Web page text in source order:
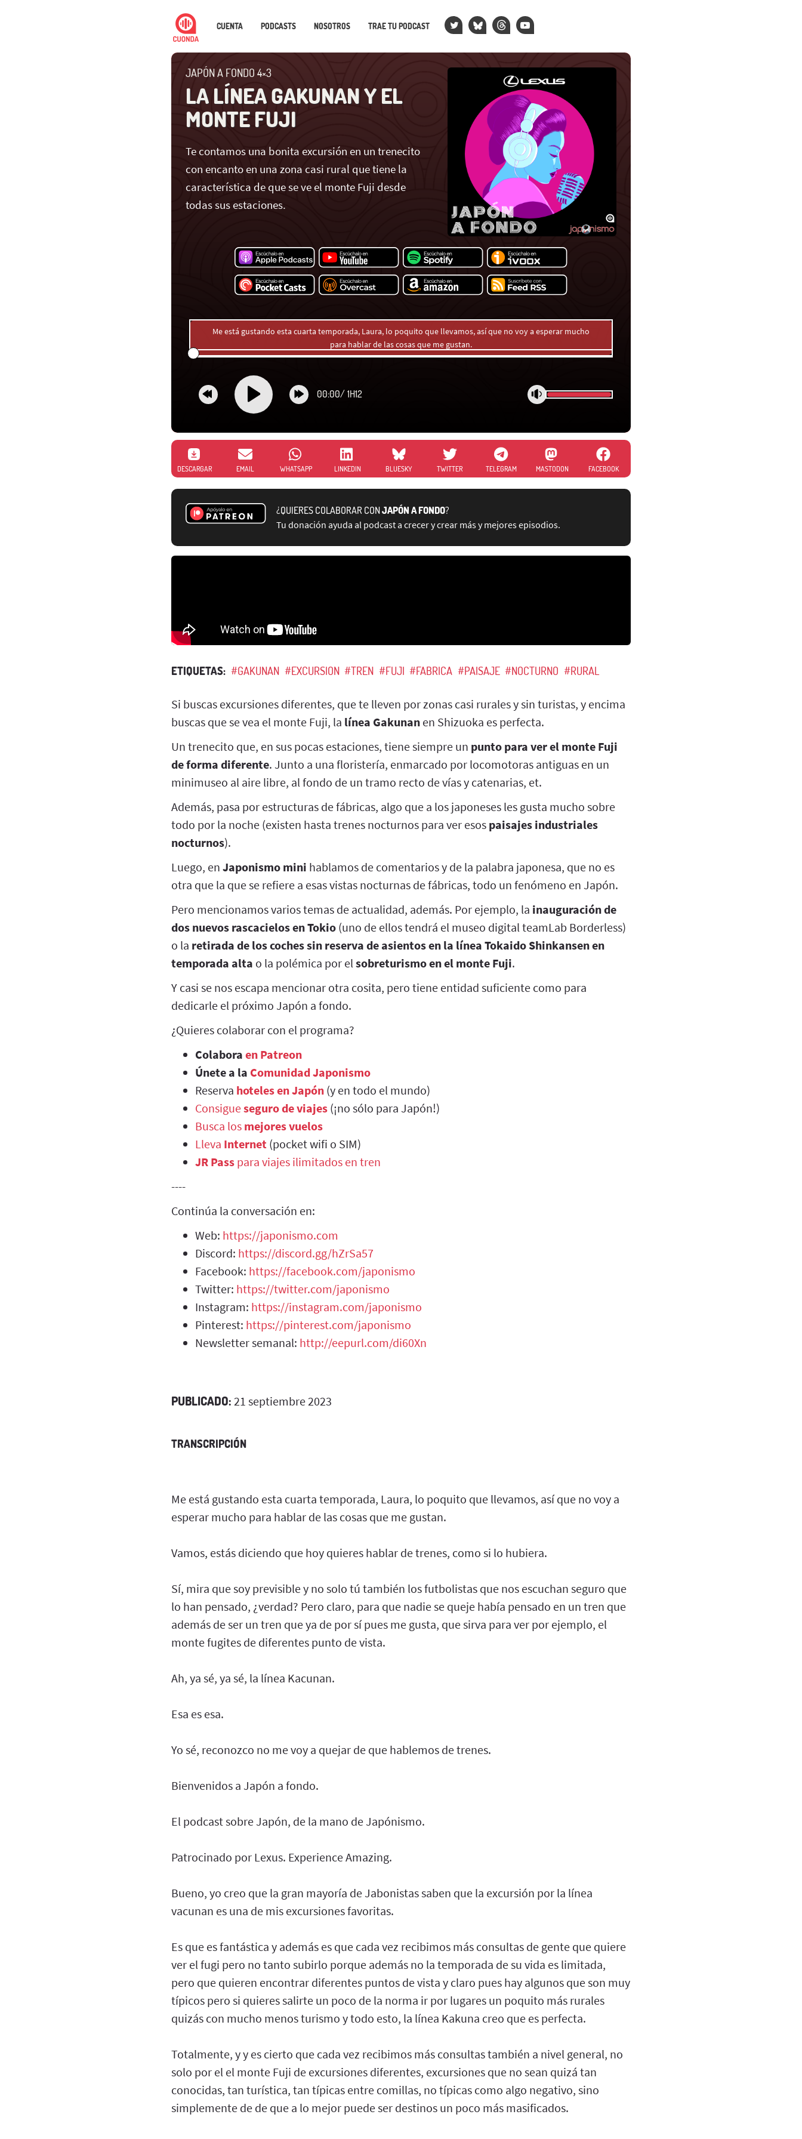
CUENTA PODCASTS NOSOTROS TRAE TU PODCAST
JAPÓN A FONDO 4×3
LA LÍNEA GAKUNAN Y EL
MONTE FUJI
Te contamos una bonita excursión en un trenecito
con encanto en una zona casi rural que tiene la
característica de que se ve el monte Fuji desde
todas sus estaciones.
Me está gustando esta cuarta temporada, Laura, lo poquito que llevamos, así que no voy a esperar mucho
para hablar de las cosas que me gustan.
00:00/ 1H12
DESCARGAR EMAIL WHATSAPP LINKEDIN BLUESKY TWITTER TELEGRAM MASTODON FACEBOOK
¿QUIERES COLABORAR CONJAPÓN A FONDO?
Tu donación ayuda al podcast a crecer y crear más y mejores episodios.
ETIQUETAS: #GAKUNAN #EXCURSION #TREN #FUJI #FABRICA #PAISAJE #NOCTURNO #RURAL
Si buscas excursiones diferentes, que te lleven por zonas casi rurales y sin turistas, y encima
buscas que se vea el monte Fuji, la línea Gakunan en Shizuoka es perfecta.
Un trenecito que, en sus pocas estaciones, tiene siempre un punto para ver el monte Fuji
de forma diferente. Junto a una floristería, enmarcado por locomotoras antiguas en un
minimuseo al aire libre, al fondo de un tramo recto de vías y catenarias, et.
Además, pasa por estructuras de fábricas, algo que a los japoneses les gusta mucho sobre
todo por la noche (existen hasta trenes nocturnos para ver esos paisajes industriales
nocturnos).
Luego, en Japonismo mini hablamos de comentarios y de la palabra japonesa, que no es
otra que la que se refiere a esas vistas nocturnas de fábricas, todo un fenómeno en Japón.
Pero mencionamos varios temas de actualidad, además. Por ejemplo, la inauguración de
dos nuevos rascacielos en Tokio (uno de ellos tendrá el museo digital teamLab Borderless)
o la retirada de los coches sin reserva de asientos en la línea Tokaido Shinkansen en
temporada alta o la polémica por el sobreturismo en el monte Fuji.
Y casi se nos escapa mencionar otra cosita, pero tiene entidad suficiente como para
dedicarle el próximo Japón a fondo.
¿Quieres colaborar con el programa?
Colabora en Patreon
Únete a la Comunidad Japonismo
Reserva hoteles en Japón (y en todo el mundo)
Consigueseguro de viajes (¡no sólo para Japón!)
Busca los mejores vuelos
Lleva Internet (pocket wifi o SIM)
JR Pass para viajes ilimitados en tren
----
Continúa la conversación en:
Web: https://japonismo.com
Discord: https://discord.gg/hZrSa57
Facebook: https://facebook.com/japonismo
Twitter: https://twitter.com/japonismo
Instagram: https://instagram.com/japonismo
Pinterest: https://pinterest.com/japonismo
Newsletter semanal: http://eepurl.com/di60Xn
PUBLICADO: 21 septiembre 2023
TRANSCRIPCIÓN
Me está gustando esta cuarta temporada, Laura, lo poquito que llevamos, así que no voy a
esperar mucho para hablar de las cosas que me gustan.
Vamos, estás diciendo que hoy quieres hablar de trenes, como si lo hubiera.
Sí, mira que soy previsible y no solo tú también los futbolistas que nos escuchan seguro que
lo han pensado, ¿verdad? Pero claro, para que nadie se queje había pensado en un tren que
además de ser un tren que ya de por sí pues me gusta, que sirva para ver por ejemplo, el
monte fugites de diferentes punto de vista.
Ah, ya sé, ya sé, la línea Kacunan.
Esa es esa.
Yo sé, reconozco no me voy a quejar de que hablemos de trenes.
Bienvenidos a Japón a fondo.
El podcast sobre Japón, de la mano de Japónismo.
Patrocinado por Lexus. Experience Amazing.
Bueno, yo creo que la gran mayoría de Jabonistas saben que la excursión por la línea
vacunan es una de mis excursiones favoritas.
Es que es fantástica y además es que cada vez recibimos más consultas de gente que quiere
ver el fugi pero no tanto subirlo porque además no la temporada de su vida es limitada,
pero que quieren encontrar diferentes puntos de vista y claro pues hay algunos que son muy
típicos pero si quieres salirte un poco de la norma ir por lugares un poquito más rurales
quizás con mucho menos turismo y todo esto, la línea Kakuna creo que es perfecta.
Totalmente, y y es cierto que cada vez recibimos más consultas también a nivel general, no
solo por el el monte Fuji de excursiones diferentes, excursiones que no sean quizá tan
conocidas, tan turística, tan típicas entre comillas, no típicas como algo negativo, sino
simplemente de de que a lo mejor puede ser destinos un poco más masificados.